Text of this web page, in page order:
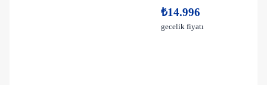
₺14.996
gecelik fiyatı